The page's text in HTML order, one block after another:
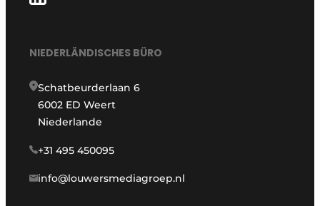
NIEDERLÄNDISCHES BÜRO
Schatbeurderlaan 6
6002 ED Weert
Niederlande
+31 495 450095
info@louwersmediagroep.nl